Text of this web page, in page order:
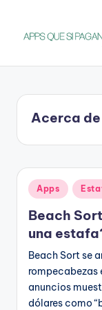
s
q
u
e
s
p
a
Acerca
Publicado
en
Apps
Beach
una
Beach Sort se
rompecabezas
anuncios
dólares como